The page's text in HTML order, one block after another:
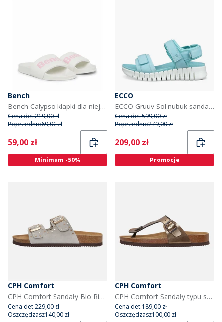
Bench
Bench Calypso klapki dla niej kolor biały/różowy
Cena det.219,00 zł
Poprzednio69,00 zł
Current
59,00 zł
Minimum -50%
ECCO
ECCO Gruuv Sol nubuk sandały z paskiem na kostce dla niej kolor Aquatic
Cena det.599,00 zł
Poprzednio279,00 zł
Current
209,00 zł
Promocje
CPH Comfort
CPH Comfort Sandały Bio Rivets dla niej kolor Beżowy
Cena det.229,00 zł
Oszczędzasz140,00 zł
CPH Comfort
CPH Comfort Sandały typu stringi Bio dla niej kolor Brąz
Cena det.189,00 zł
Oszczędzasz100,00 zł